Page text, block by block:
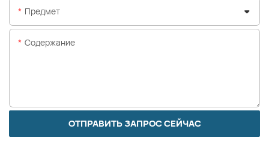
Предмет
Содержание
ОТПРАВИТЬ ЗАПРОС СЕЙЧАС